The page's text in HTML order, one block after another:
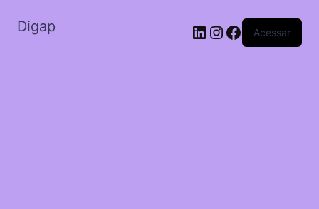
Digap Acessar